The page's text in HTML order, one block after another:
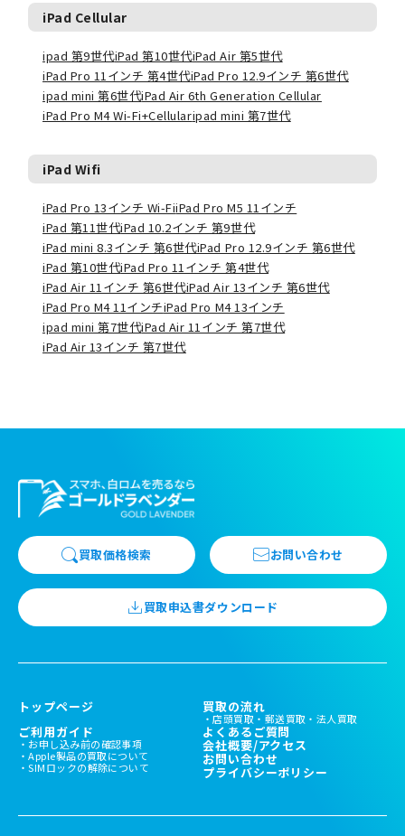
iPad Cellular
ipad 第9世代iPad 第10世代iPad Air 第5世代
iPad Pro 11インチ 第4世代iPad Pro 12.9インチ 第6世代
ipad mini 第6世代iPad Air 6th Generation Cellular
iPad Pro M4 Wi-Fi+Cellularipad mini 第7世代
iPad Wifi
iPad Pro 13インチ Wi-FiiPad Pro M5 11インチ
iPad 第11世代iPad 10.2インチ 第9世代
iPad mini 8.3インチ 第6世代iPad Pro 12.9インチ 第6世代
iPad 第10世代iPad Pro 11インチ 第4世代
iPad Air 11インチ 第6世代iPad Air 13インチ 第6世代
iPad Pro M4 11インチiPad Pro M4 13インチ
ipad mini 第7世代iPad Air 11インチ 第7世代
iPad Air 13インチ 第7世代
買取価格検索 お問い合わせ
買取申込書ダウンロード
トップページ 買取の流れ
店頭買取 郵送買取 法人買取
ご利用ガイド
お申し込み前の確認事項
Apple製品の買取について
SIMロックの解除について
よくあるご質問
会社概要/アクセス
お問い合わせ
プライバシーポリシー